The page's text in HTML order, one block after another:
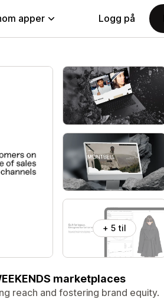
apper Logg på
+ 5 til
marketplaces
reach and fostering brand equity.